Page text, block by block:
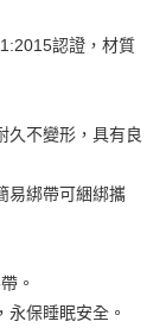
式。 讓您購物簡單
AFTEE先享後付」
。
認證，材質
久不變形，具有良
易綁帶可綑綁攜
。
保睡眠安全。